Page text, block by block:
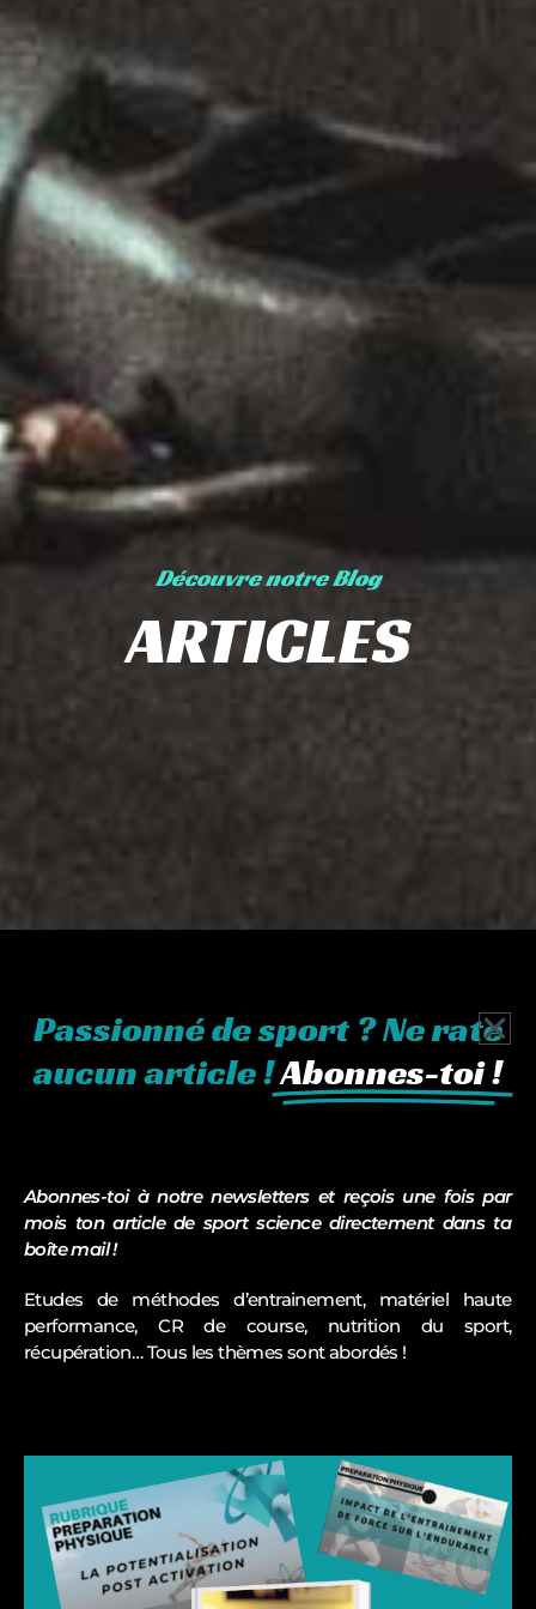
Découvre notre Blog
ARTICLES
Passionné de sport ? Ne rate
aucun article !Abonnes-toi !
Abonnes-toi à notre newsletters et reçois une fois par
mois ton article de sport science directement dans ta
boîte mail !
Etudes de méthodes d’entrainement, matériel haute
performance, CR de course, nutrition du sport,
récupération… Tous les thèmes sont abordés !